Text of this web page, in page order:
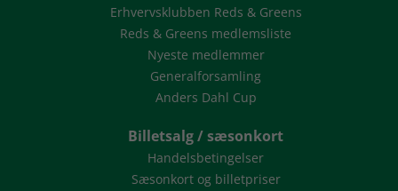
Erhvervsklubben Reds & Greens
Reds & Greens medlemsliste
Nyeste medlemmer
Generalforsamling
Anders Dahl Cup
Billetsalg / sæsonkort
Handelsbetingelser
Sæsonkort og billetpriser